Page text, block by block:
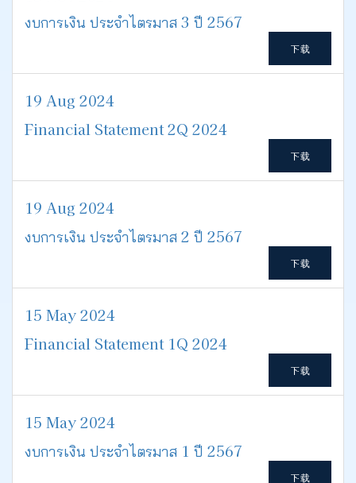
งบการเงิน ประจำไตรมาส 3 ปี 2567
下载
19 Aug 2024
Financial Statement 2Q 2024
下载
19 Aug 2024
งบการเงิน ประจำไตรมาส 2 ปี 2567
下载
15 May 2024
Financial Statement 1Q 2024
下载
15 May 2024
งบการเงิน ประจำไตรมาส 1 ปี 2567
下载